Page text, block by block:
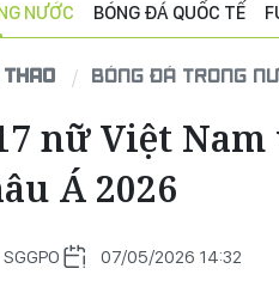
NƯỚC BÓNG ĐÁ QUỐC TẾ
THAO BÓNG ĐÁ TRONG
nữ Việt
Á 2026
SGGPO 07/05/2026 14:32